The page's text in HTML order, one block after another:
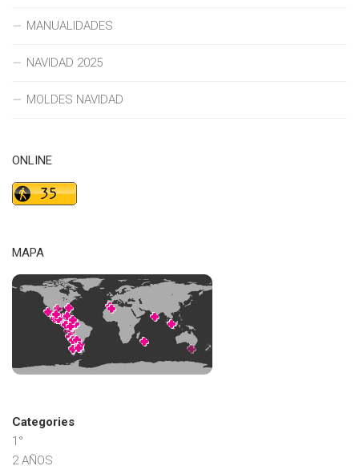
MANUALIDADES
NAVIDAD 2025
MOLDES NAVIDAD
ONLINE
MAPA
Categories
1°
2 AÑOS